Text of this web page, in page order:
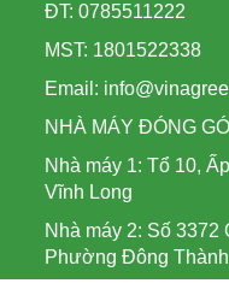
ĐT: 0785511222
MST: 1801522338
Email:
NHÀ MÁY ĐÓNG
Nhà máy 1: Tổ 10,
Vĩnh Long
Nhà máy 2: Số 3372
Phường Đông